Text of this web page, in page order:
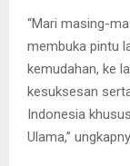
“Mari masing-
membuka pintu
kemudahan, ke
kesuksesan
Indonesia
Ulama,”